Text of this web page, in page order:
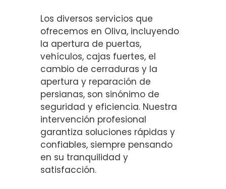
Los diversos servicios que
ofrecemos en Oliva, incluyendo
la apertura de puertas,
vehículos, cajas fuertes, el
cambio de cerraduras y la
apertura y reparación de
persianas, son sinónimo de
seguridad y eficiencia. Nuestra
intervención profesional
garantiza soluciones rápidas y
confiables, siempre pensando
en su tranquilidad y
satisfacción.